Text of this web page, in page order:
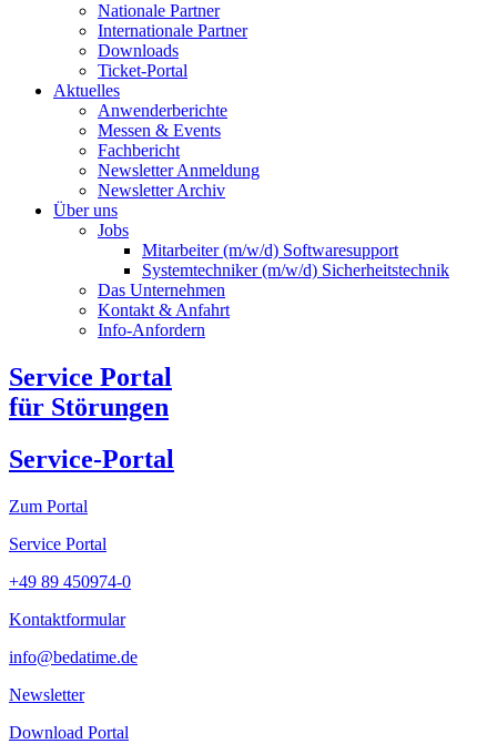
Nationale Partner
Internationale Partner
Downloads
Ticket-Portal
Aktuelles
Anwenderberichte
Messen & Events
Fachbericht
Newsletter Anmeldung
Newsletter Archiv​
Über uns
Jobs
Mitarbeiter (m/w/d) Softwaresupport
Systemtechniker (m/w/d) Sicherheitstechnik
Das Unternehmen
Kontakt & Anfahrt
Info-Anfordern
Service Portal
für Störungen
Service-Portal
Zum Portal
Service Portal
+49 89 450974-0
Kontaktformular
info@bedatime.de
Newsletter
Download Portal